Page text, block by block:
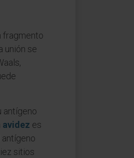
fragmento
unión se
antígeno
avidez es
antígeno
sitios